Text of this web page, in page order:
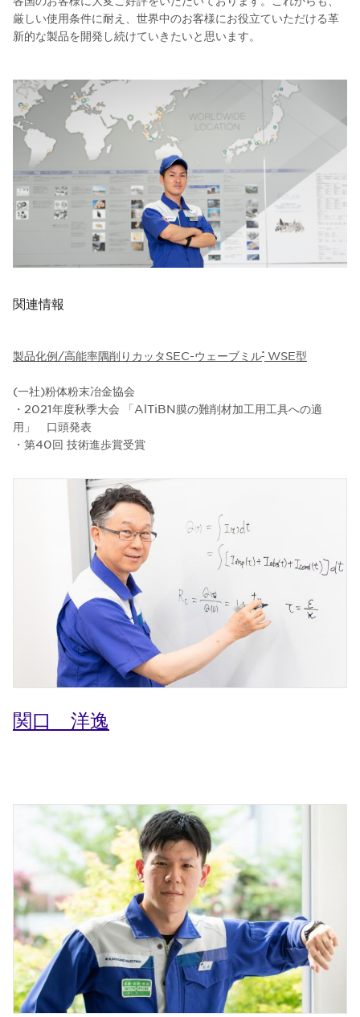
厳しい使用条件に耐え、世界中のお客様にお役立ていただける革
新的な製品を開発し続けていきたいと思います。
関連情報
製品化例/高能率隅削りカッタSEC-ウェーブミル® WSE型
(一社)粉体粉末冶金協会
・2021年度秋季大会 「AlTiBN膜の難削材加工用工具への適
用」 口頭発表
・第40回 技術進歩賞受賞
関口 洋逸